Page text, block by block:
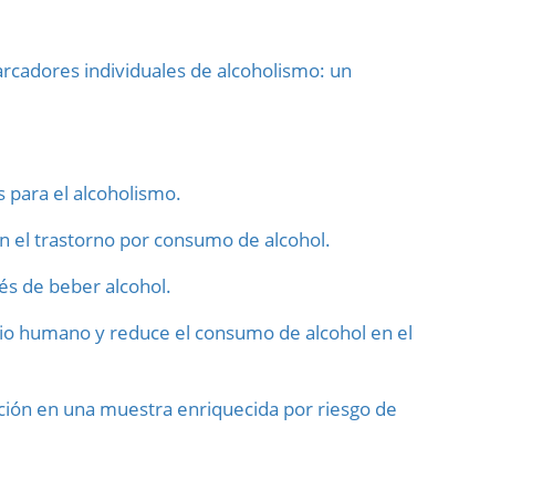
individuales de alcoholismo: un
para el alcoholismo.
el trastorno por consumo de alcohol.
de beber alcohol.
humano y reduce el consumo de alcohol en el
en una muestra enriquecida por riesgo de